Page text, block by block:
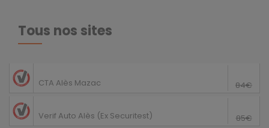
Tous nos sites
CTA Alès Mazac 84€
Verif Auto Alès (Ex Securitest) 85€